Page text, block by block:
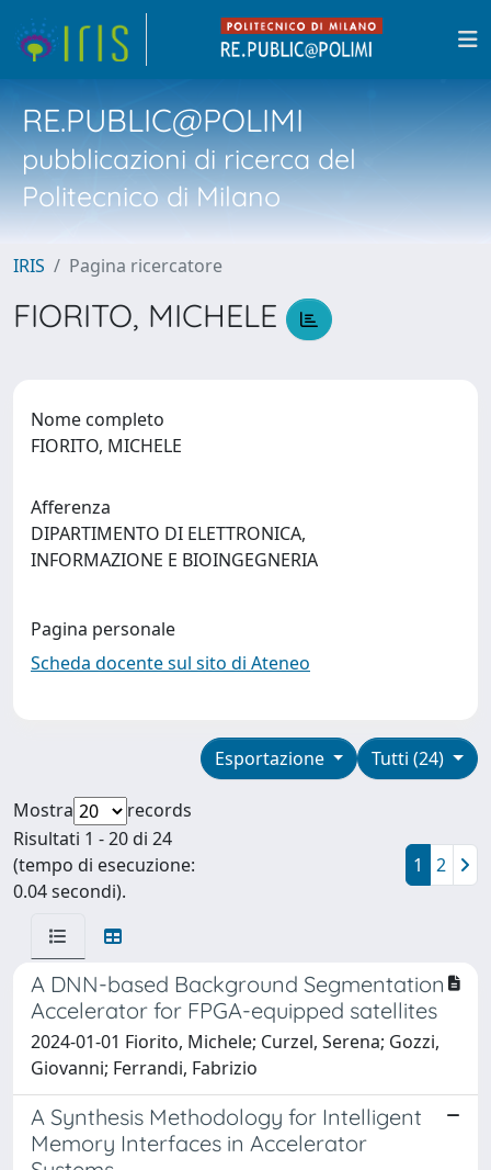
RE.PUBLIC@POLIMI
pubblicazioni di ricerca del
Politecnico di Milano
IRIS Pagina ricercatore
FIORITO, MICHELE
Nome completo
FIORITO, MICHELE
Afferenza
DIPARTIMENTO DI ELETTRONICA,
INFORMAZIONE E BIOINGEGNERIA
Pagina personale
Scheda docente sul sito di Ateneo
Tutti (24)
Esportazione
Mostra
records
Risultati 1 - 20 di 24
(tempo di esecuzione:
0.04 secondi).
1 2
A DNN-based Background Segmentation
Accelerator for FPGA-equipped satellites
2024-01-01 Fiorito, Michele; Curzel, Serena; Gozzi,
Giovanni; Ferrandi, Fabrizio
A Synthesis Methodology for Intelligent
Memory Interfaces in Accelerator